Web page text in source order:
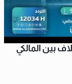
بين المالكي